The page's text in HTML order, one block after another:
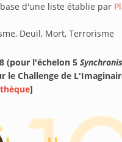
d'une liste établie par
Deuil, Mort, Terrorisme
(pour l'échelon 5
le Challenge de
]